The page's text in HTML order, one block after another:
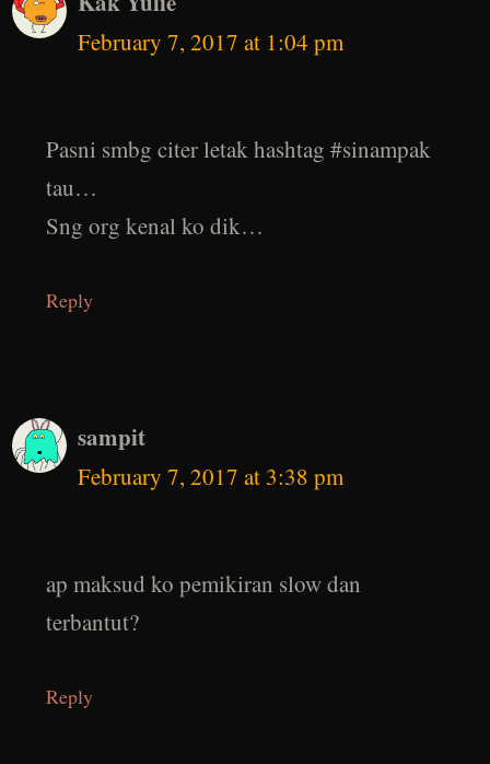
February 7, 2017 at 1:04 pm
Pasni smbg citer letak hashtag #sinampak
tau…
Sng org kenal ko dik…
Reply
sampit
February 7, 2017 at 3:38 pm
ap maksud ko pemikiran slow dan
terbantut?
Reply